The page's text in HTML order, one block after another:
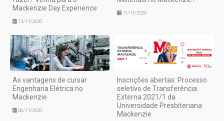
Mackenzie Day Experience
12/11/2020
11/11/2020
As vantagens de cursar
Engenharia Elétrica no
Mackenzie
06/11/2020
Inscrições abertas: Processo
seletivo de Transferência
Externa 2021/1 da
Universidade Presbiteriana
Mackenzie